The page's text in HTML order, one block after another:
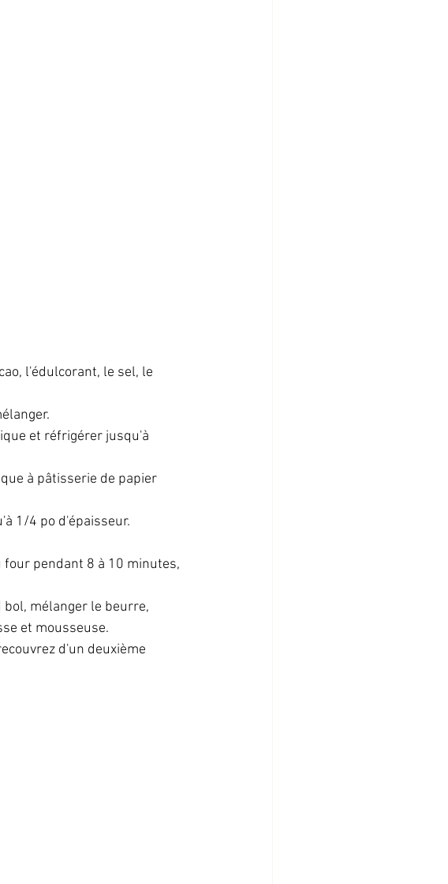
l'édulcorant, le sel, le
et réfrigérer jusqu'à
à pâtisserie de papier
1/4 po d'épaisseur.
pendant 8 à 10 minutes,
mélanger le beurre,
et mousseuse.
d'un deuxième